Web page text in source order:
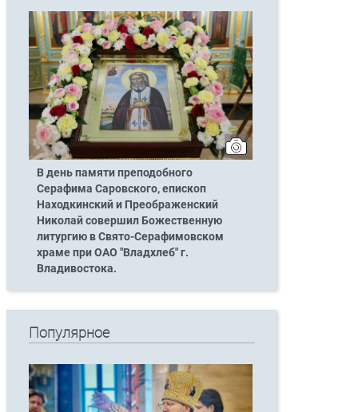
В день памяти преподобного
Серафима Саровского, епископ
Находкинский и Преображенский
Николай совершил Божественную
литургию в Свято-Серафимовском
храме при ОАО "Владхлеб" г.
Владивостока.
Популярное